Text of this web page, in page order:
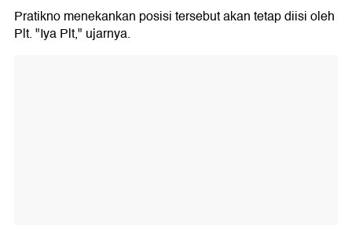
Pratikno menekankan posisi tersebut akan tetap diisi oleh
Plt. "Iya Plt," ujarnya.